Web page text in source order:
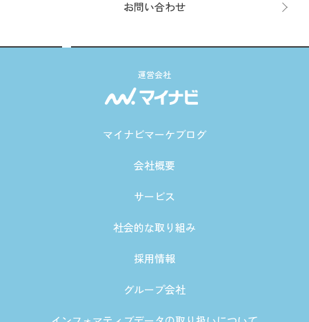
お問い合わせ
運営会社
マイナビマーケブログ
会社概要
サービス
社会的な取り組み
採用情報
グループ会社